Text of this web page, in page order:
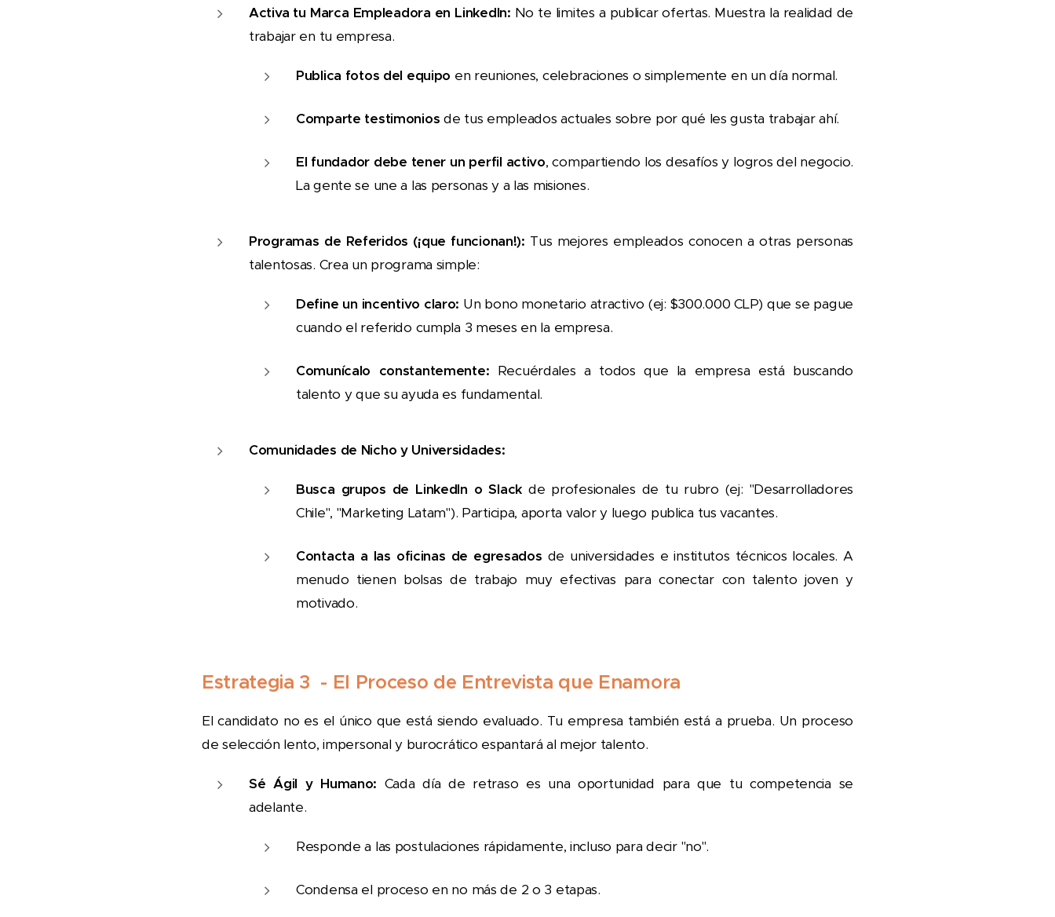
Activa tu Marca Empleadora en LinkedIn: No te limites a publicar ofertas. Muestra la realidad de
trabajar en tu empresa.
Publica fotos del equipo en reuniones, celebraciones o simplemente en un día normal.
Comparte testimonios de tus empleados actuales sobre por qué les gusta trabajar ahí.
El fundador debe tener un perfil activo, compartiendo los desafíos y logros del negocio.
La gente se une a las personas y a las misiones.
Programas de Referidos (¡que funcionan!): Tus mejores empleados conocen a otras personas
talentosas. Crea un programa simple:
Define un incentivo claro: Un bono monetario atractivo (ej: $300.000 CLP) que se pague
cuando el referido cumpla 3 meses en la empresa.
Comunícalo constantemente: Recuérdales a todos que la empresa está buscando
talento y que su ayuda es fundamental.
Comunidades de Nicho y Universidades:
Busca grupos de LinkedIn o Slackde profesionales de tu rubro (ej: "Desarrolladores
Chile", "Marketing Latam"). Participa, aporta valor y luego publica tus vacantes.
Contacta a las oficinas de egresados de universidades e institutos técnicos locales. A
menudo tienen bolsas de trabajo muy efectivas para conectar con talento joven y
motivado.
Estrategia 3 - El Proceso de Entrevista que Enamora
El candidato no es el único que está siendo evaluado. Tu empresa también está a prueba. Un proceso
de selección lento, impersonal y burocrático espantará al mejor talento.
Sé Ágil y Humano: Cada día de retraso es una oportunidad para que tu competencia se
adelante.
Responde a las postulaciones rápidamente, incluso para decir "no".
Condensa el proceso en no más de 2 o 3 etapas.